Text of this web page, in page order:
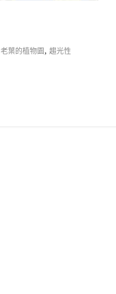
老葉的植物園 , 趨光性